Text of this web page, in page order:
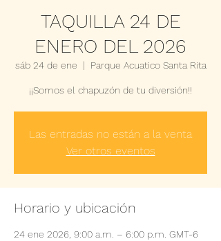
TAQUILLA 24 DE
ENERO DEL 2026
sáb 24 de ene
  |
Parque Acuatico Santa Rita
¡¡Somos el chapuzón de tu diversión!!
Las entradas no están a la venta
Ver otros eventos
Horario y ubicación
24 ene 2026, 9:00 a.m. – 6:00 p.m. GMT-6